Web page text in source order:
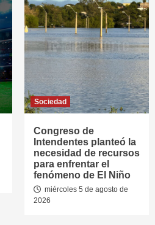
Sociedad
Congreso de
Intendentes planteó la
necesidad de recursos
para enfrentar el
fenómeno de El Niño
miércoles 5 de agosto de
2026